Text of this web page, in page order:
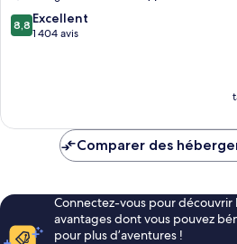
8.8
sur
8,8 Excellent
1 404 avis
Comparer des
Connectez-vous pour découvrir
avantages dont vous pouvez
pour plus d’aventures !